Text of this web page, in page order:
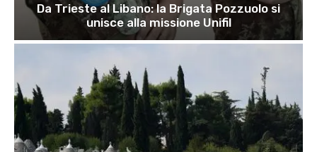
Da Trieste al Libano: la Brigata Pozzuolo si
unisce alla missione Unifil